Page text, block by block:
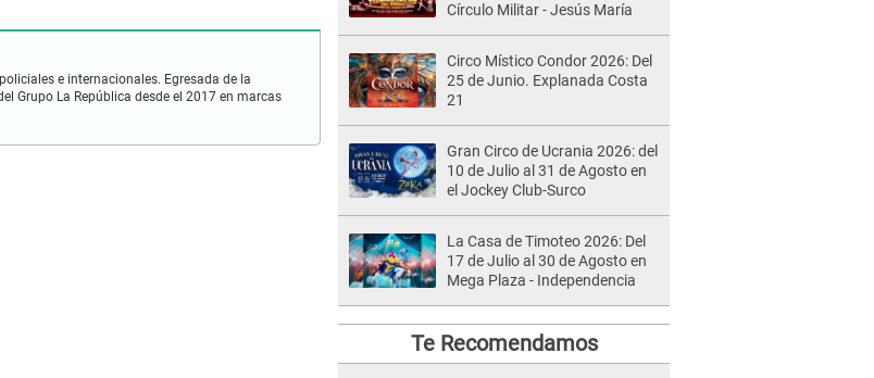
e internacionales. Egresada de la
Grupo La República desde el 2017 en marcas
Círculo Militar - Jesús María
Circo Místico Condor 2026: Del
25 de Junio. Explanada Costa
21
Gran Circo de Ucrania 2026: del
10 de Julio al 31 de Agosto en
el Jockey Club-Surco
La Casa de Timoteo 2026: Del
17 de Julio al 30 de Agosto en
Mega Plaza - Independencia
Te Recomendamos